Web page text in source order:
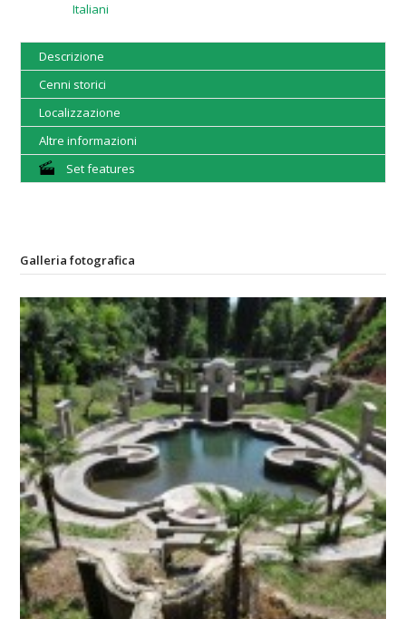
Italiani
Descrizione
Cenni storici
Localizzazione
Altre informazioni
Set features
Galleria fotografica